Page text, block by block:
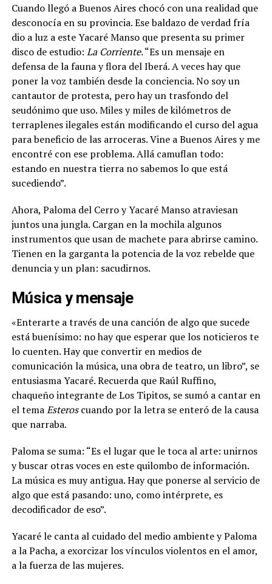
Cuando llegó a Buenos Aires chocó con una realidad que
desconocía en su provincia. Ese baldazo de verdad fría
dio a luz a este Yacaré Manso que presenta su primer
disco de estudio: La Corriente. “Es un mensaje en
defensa de la fauna y flora del Iberá. A veces hay que
poner la voz también desde la conciencia.No soy un
cantautor de protesta, pero hay un trasfondo del
seudónimo que uso. Miles y miles de kilómetros de
terraplenes ilegales están modificando el curso del agua
para beneficio de las arroceras. Vine a Buenos Aires y me
encontré con ese problema. Allá camuflan todo:
estando en nuestra tierra no sabemos lo que está
sucediendo”.
Ahora, Paloma del Cerro y Yacaré Manso atraviesan
juntos una jungla. Cargan en la mochila algunos
instrumentos que usan de machete para abrirse camino.
Tienen en la garganta la potencia de la voz rebelde que
denuncia y un plan: sacudirnos.
Música y mensaje
«Enterarte a través de una canción de algo que sucede
está buenísimo: no hay que esperar que los noticieros te
lo cuenten. Hay que convertir en medios de
comunicación la música, una obra de teatro, un libro”, se
entusiasma Yacaré. Recuerda que Raúl Ruffino,
chaqueño integrante de Los Tipitos, se sumó a cantar en
el temaEsteroscuando por la letra se enteró de la causa
que narraba.
Paloma se suma: “Es el lugar que le toca al arte: unirnos
y buscar otras voces en este quilombo de información.
La música es muy antigua. Hay que ponerse al servicio de
algo que está pasando: uno, como intérprete, es
decodificador de eso”.
Yacaré le canta al cuidado del medio ambiente y Paloma
a la Pacha, a exorcizar los vínculos violentos en el amor,
a la fuerza de las mujeres.